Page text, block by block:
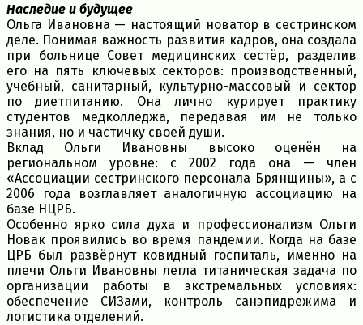
Наследие и будущее
Ольга Ивановна — настоящий новатор в сестринском
деле. Понимая важность развития кадров, она создала
при больнице Совет медицинских сестёр, разделив
его на пять ключевых секторов: производственный,
учебный, санитарный, культурно-массовый и сектор
по диетпитанию. Она лично курирует практику
студентов медколледжа, передавая им не только
знания, но и частичку своей души.
Вклад Ольги Ивановны высоко оценён на
региональном уровне: с 2002 года она — член
«Ассоциации сестринского персонала Брянщины», а с
2006 года возглавляет аналогичную ассоциацию на
базе НЦРБ.
Особенно ярко сила духа и профессионализм Ольги
Новак проявились во время пандемии. Когда на базе
ЦРБ был развёрнут ковидный госпиталь, именно на
плечи Ольги Ивановны легла титаническая задача по
организации работы в экстремальных условиях:
обеспечение СИЗами, контроль санэпидрежима и
логистика отделений.